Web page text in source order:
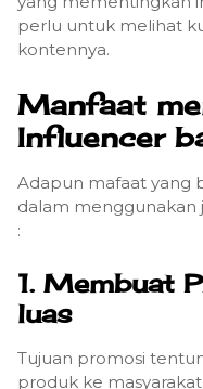
perlu untuk melihat
kontennya.
Manfaat
Influencer
Adapun mafaat yang
dalam menggunakan
:
1. Membuat
luas
Tujuan promosi
produk ke